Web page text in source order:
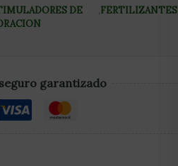
DE
,FERTILIZANTES
garantizado